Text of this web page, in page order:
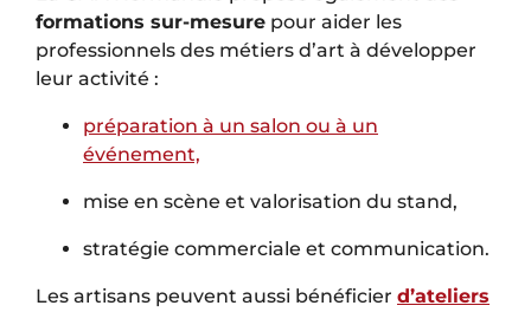
formations sur-mesure pour aider les
professionnels des métiers d’art à développer
leur activité :
préparation à un salon ou à un
événement,
mise en scène et valorisation du stand,
stratégie commerciale et communication.
Les artisans peuvent aussi bénéficier d’ateliers